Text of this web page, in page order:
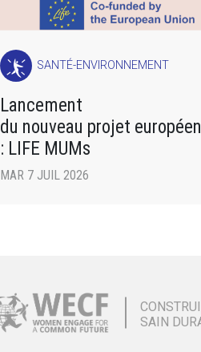
SANTÉ-ENVIRONNEMENT
Lancement
du nouveau projet européen
: LIFE MUMs
MAR 7 JUIL 2026
SAIN